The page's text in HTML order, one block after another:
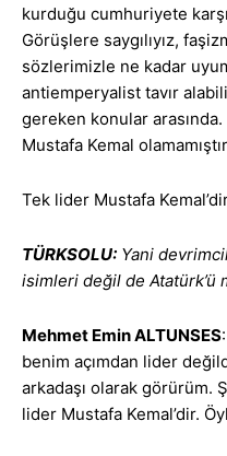
kurduğu cumhuriyete
Görüşlere saygılıyız,
sözlerimizle ne kadar
antiemperyalist tavır
gereken konular
Mustafa Kemal
Tek lider Mustafa
TÜRKSOLU: Yani
isimleri değil de Atatürk’ü
Mehmet Emin ALTUNSES
benim açımdan lider
arkadaşı olarak görürüm.
lider Mustafa Kemal’dir.